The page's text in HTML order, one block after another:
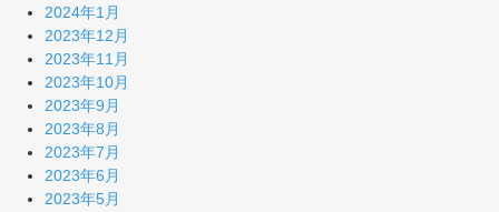
2024年1月
2023年12月
2023年11月
2023年10月
2023年9月
2023年8月
2023年7月
2023年6月
2023年5月